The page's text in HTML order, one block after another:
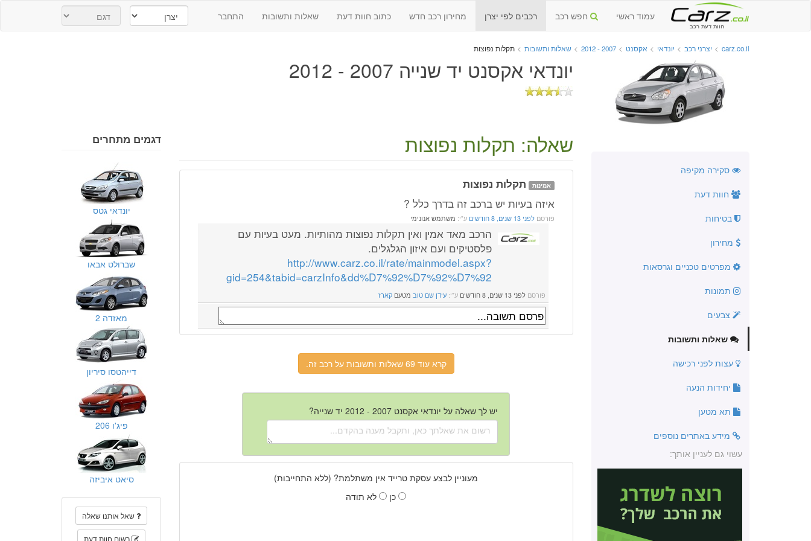
חוות דעת רכב
עמוד ראשי חפש רכב רכבים לפי יצרן מחירון רכב חדש כתוב חוות דעת שאלות ותשובות התחבר
carz.co.il
> יצרני רכב > יונדאי > אקסנט >
2007 - 2012
> שאלות ותשובות > תקלות נפוצות
יונדאי אקסנט יד שנייה 2007 - 2012
סקירה מקיפה
חוות דעת
בטיחות
מחירון
מפרטים טכניים וגרסאות
תמונות
צבעים
שאלות ותשובות
עצות לפני רכישה
יחידות הנעה
תא מטען
מידע באתרים נוספים
עשוי גם לעניין אותך:
שאלה: תקלות נפוצות
אמינות תקלות נפוצות
איזה בעיות יש ברכב זה בדרך כלל ?
פורסםלפני 13 שנים, 8 חודשים ע"י: משתמש אנונימי
הרכב מאד אמין ואין תקלות נפוצות מהותיות. מעט בעיות עם
פלסטיקים ועם איזון הגלגלים.
http://www.carz.co.il/rate/mainmodel.aspx?
gid=254&tabid=carzInfo&dd%D7%92%D7%92%D7%92
פורסםלפני 13 שנים, 8 חודשים ע"י:עידן שם טוב מטעםקארז
קרא עוד 69 שאלות ותשובות על רכב זה.
יש לך שאלה על יונדאי אקסנט 2007 - 2012 יד שנייה?
מעוניין לבצע עסקת טרייד אין משתלמת? (ללא התחייבות)
כן
לא תודה
דגמים מתחרים
יונדאי גטס
שברולט אבאו
מאזדה 2
דייהטסו סיריון
פיג'ו 206
סיאט איביזה
שאל אותנו שאלה
רשום חוות דעת